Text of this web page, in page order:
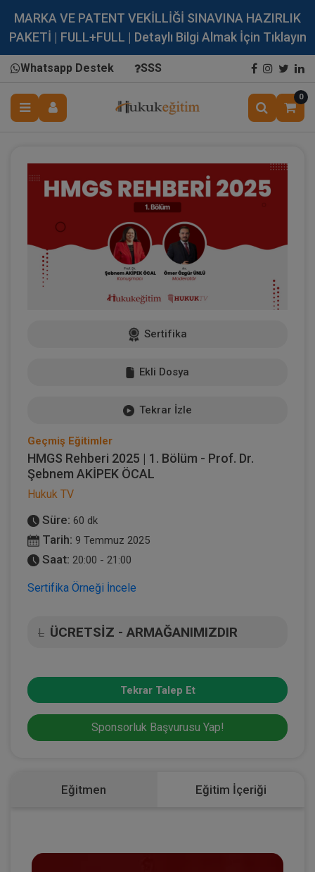
MARKA VE PATENT VEKİLLİĞİ SINAVINA HAZIRLIK
PAKETİ | FULL+FULL | Detaylı Bilgi Almak İçin Tıklayın
Whatsapp Destek SSS
0
Sertifika
Ekli Dosya
Tekrar İzle
Geçmiş Eğitimler
HMGS Rehberi 2025 | 1. Bölüm - Prof. Dr.
Şebnem AKİPEK ÖCAL
Hukuk TV
Süre: 60 dk
Tarih: 9 Temmuz 2025
Saat: 20:00 - 21:00
Sertifika Örneği İncele
L ÜCRETSİZ - ARMAĞANIMIZDIR
Tekrar Talep Et
Sponsorluk Başvurusu Yap!
Eğitmen Eğitim İçeriği